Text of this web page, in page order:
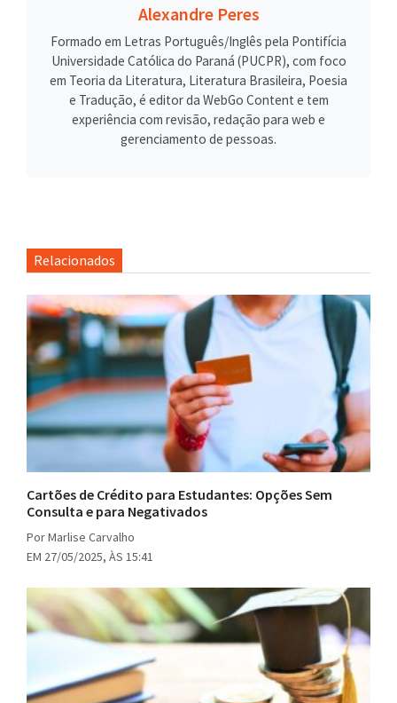
Alexandre Peres
Formado em Letras Português/Inglês pela Pontifícia
Universidade Católica do Paraná (PUCPR), com foco
em Teoria da Literatura, Literatura Brasileira, Poesia
e Tradução, é editor da WebGo Content e tem
experiência com revisão, redação para web e
gerenciamento de pessoas.
Relacionados
Cartões de Crédito para Estudantes: Opções Sem
Consulta e para Negativados
Por Marlise Carvalho
EM 27/05/2025, ÀS 15:41